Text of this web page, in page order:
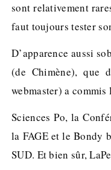
sont relativement
faut toujours tester
D’apparence aussi
(de Chimène), que
webmaster) a
Sciences Po, la
la FAGE et le Bondy
SUD. Et bien sûr,